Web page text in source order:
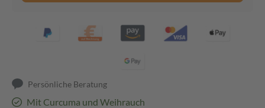
Persönliche Beratung
Mit Curcuma und Weihrauch